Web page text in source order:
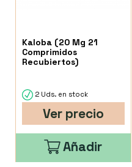
Kaloba (20 Mg 21
Comprimidos
Recubiertos)
2 Uds. en stock
Ver precio
Añadir